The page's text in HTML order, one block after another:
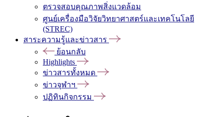
ตรวจสอบคุณภาพสิ่งแวดล้อม
ศูนย์เครื่องมือวิจัยวิทยาศาสตร์และเทคโนโลยี
(STREC)
สาระความรู้และข่าวสาร
ย้อนกลับ
Highlights
ข่าวสารทั้งหมด
ข่าวจุฬาฯ
ปฏิทินกิจกรรม